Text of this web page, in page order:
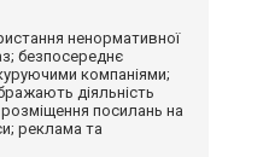
ненормативної
безпосереднє
компаніями;
діяльність
розміщення посилань на
реклама та